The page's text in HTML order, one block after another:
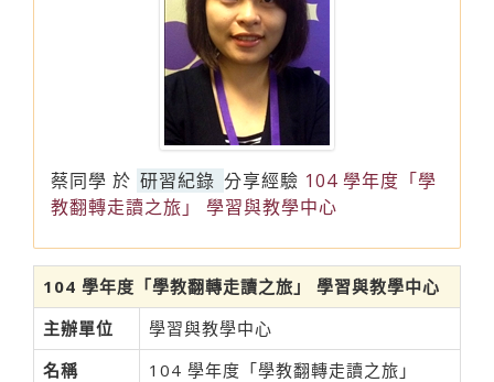
蔡同學 於 研習紀錄 分享經驗 104 學年度「學
教翻轉走讀之旅」 學習與教學中心
104 學年度「學教翻轉走讀之旅」 學習與教學中心
主辦單位
學習與教學中心
名稱
104 學年度「學教翻轉走讀之旅」